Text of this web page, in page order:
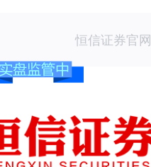
恒信证券官网